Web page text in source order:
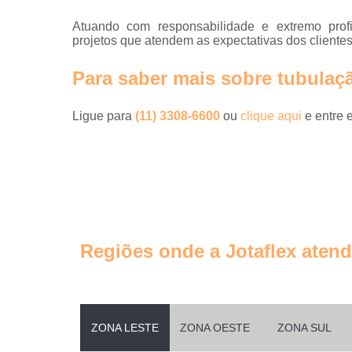
Atuando com responsabilidade e extremo
projetos que atendem as expectativas dos
Para saber mais sobre
Ligue para (11) 3308-6600 ou clique aqui e entre
Regiões onde a Jotaflex
ZONA LESTE ZONA OESTE ZONA SUL